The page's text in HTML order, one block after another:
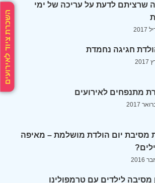
השכרת ציוד לאירועים
שרציתם לדעת על עריכה של ימי
חגיגה נחמדת
מתנפחים לאירועים
מסיבת יום הולדת מושלמת – מאיפה
מסיבה לילדים עם טרמפולינו